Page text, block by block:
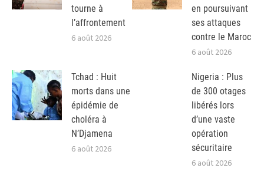
tourne à
l’affrontement
6 août 2026
en poursuivant
ses attaques
contre le Maroc
6 août 2026
Tchad : Huit
morts dans une
épidémie de
choléra à
N’Djamena
6 août 2026
Nigeria : Plus
de 300 otages
libérés lors
d’une vaste
opération
sécuritaire
6 août 2026